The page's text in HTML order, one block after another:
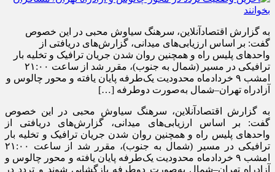
به گزارش اقتصادآنلاین، سرهنگ سیاوش محبی در این خصوص
گفت: بر اساس ارزیابی‌های میدانی، گزارش‌های دریافتی از
واحد‌های پلیس راه و همچنین روان شدن جریان ترافیک و تخلیه بار
ترافیکی در مسیر (شمال به جنوب)، مقرر شد از ساعت ۲۱:۰۰
امشب ۹ خردادماه محدودیت یک‌طرفه پایان یافته و محور چالوس و
آزادراه تهران–شمال به‌صورت دوطرفه […]
به گزارش اقتصادآنلاین، سرهنگ سیاوش محبی در این خصوص
گفت: بر اساس ارزیابی‌های میدانی، گزارش‌های دریافتی از
واحد‌های پلیس راه و همچنین روان شدن جریان ترافیک و تخلیه بار
ترافیکی در مسیر (شمال به جنوب)، مقرر شد از ساعت ۲۱:۰۰
امشب ۹ خردادماه محدودیت یک‌طرفه پایان یافته و محور چالوس و
آزادراه تهران–شمال به‌صورت دوطرفه بازگشایی شوند و تردد در